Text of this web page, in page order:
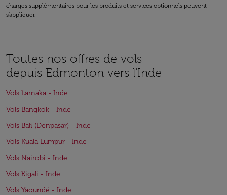
charges supplémentaires pour les produits et services optionnels peuvent
s'appliquer.
Toutes nos offres de vols
depuis Edmonton vers l'Inde
Vols Larnaka - Inde
Vols Bangkok - Inde
Vols Bali (Denpasar) - Inde
Vols Kuala Lumpur - Inde
Vols Nairobi - Inde
Vols Kigali - Inde
Vols Yaoundé - Inde